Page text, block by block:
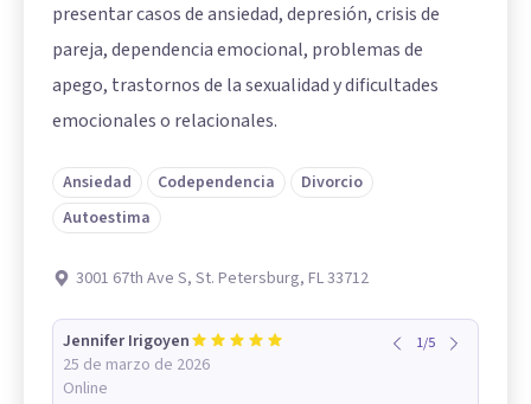
presentar casos de ansiedad, depresión, crisis de
pareja, dependencia emocional, problemas de
apego, trastornos de la sexualidad y dificultades
emocionales o relacionales.
Ansiedad Codependencia
Divorcio
Autoestima
3001 67th Ave S, St. Petersburg, FL 33712
Jennifer Irigoyen
25 de marzo de 2026
Online
1/5